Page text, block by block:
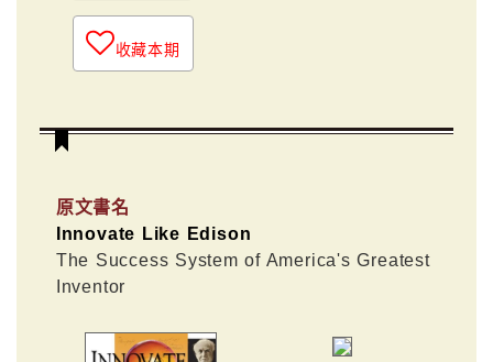
收藏本期
原文書名
Innovate Like Edison
The Success System of America's Greatest
Inventor